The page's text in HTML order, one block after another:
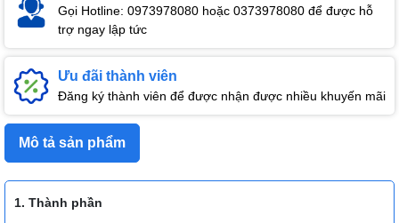
Gọi Hotline: 0973978080 hoặc 0373978080 để được hỗ
trợ ngay lập tức
Ưu đãi thành viên
Đăng ký thành viên để được nhận được nhiều khuyến mãi
Mô tả sản phẩm
1. Thành phần